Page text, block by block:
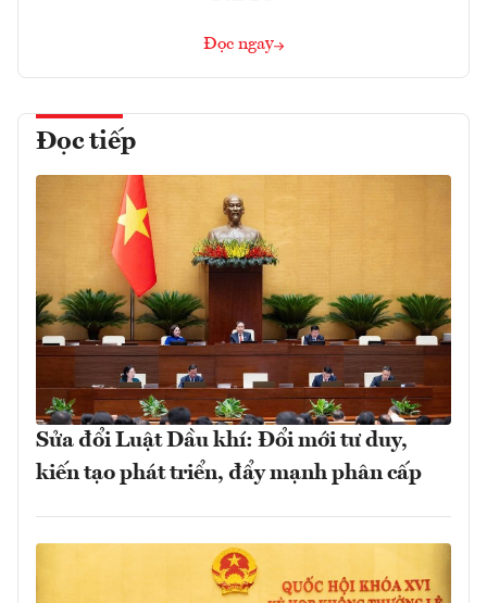
Đọc ngay
Đọc tiếp
Sửa đổi Luật Dầu khí: Đổi mới tư duy,
kiến tạo phát triển, đẩy mạnh phân cấp